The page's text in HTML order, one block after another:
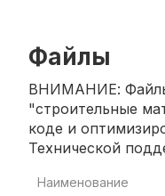
Файлы
ВНИМАНИЕ: Файлы
"строительные
коде и
Технической
Наименование